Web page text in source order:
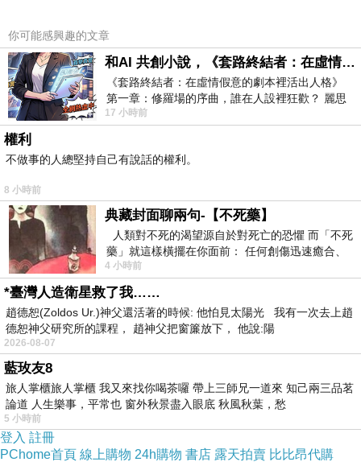
了虧。他吃了「司法歧視」的虧。
包括「旗袍畫家郭豫珍」在內的多位法官，認定童
仲彥「詐領」金額只有5萬多元，比高少，卻讓童吞
下3年10月的刑期。
這類「情輕法重」的案例，絕不只發生在名人身
上。不知名的各行各業遭受此種惡質司法體系的
「結構性迫害」，多如牛毛！
例如，媒體小幅報導過的，前金防部少將林承家，
只因為把價值7990元的洗衣機寄回自家中，遭判6
年8月二審定讞。
至於日前輿論譁然的送拾荒婦價值33元遭廢棄電鍋
的清潔員，被依貪污治罪條例判刑，同樣離譜。而
一審法官明明就知道當事人毫無「貪污犯意」，竟
仍判決有罪，只沿用減刑規定，依舊嚴重傷害該清
你可能感興趣的文章
和AI 共創小說，《套路終結者：在虛情假意的劇本裡活出人格》
《套路終結者：在虛情假意的劇本裡活出人格》
第一章：修羅場的序曲，誰在人設裡狂歡？ 麗思
卡爾頓酒店的總統套房內，燈光昏
17 小時前
權利
不做事的人總堅持自己有說話的權利。
8 小時前
典藏封面聊兩句-【不死藥】
人類對不死的渴望源自於對死亡的恐懼 而「不死
藥」就這樣橫擺在你面前： 任何創傷迅速癒合、
停止衰老、痛覺消失…堪
4 小時前
*臺灣人造衛星救了我……
趙德恕(Zoldos Ur.)神父還活著的時候: 他怕見太陽光 我有一次去上趙
德恕神父研究所的課程， 趙神父把窗簾放下， 他說:陽
2026-08-07
藍玫友8
旅人掌櫃旅人掌櫃 我又來找你喝茶囉 帶上三師兄一道來 知己兩三品茗
論道 人生樂事，平常也 窗外秋景盡入眼底 秋風秋葉，愁
5 小時前
登入 註冊
PChome首頁 線上購物 24h購物 書店 露天拍賣 比比昂代購